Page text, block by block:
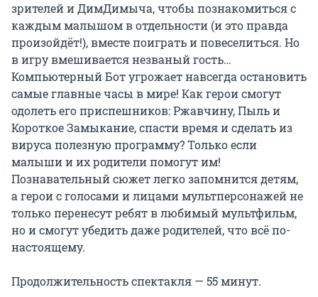
зрителей и ДимДимыча, чтобы познакомиться с
каждым малышом в отдельности (и это правда
произойдёт!), вместе поиграть и повеселиться. Но
в игру вмешивается незваный гость…
Компьютерный Бот угрожает навсегда остановить
самые главные часы в мире! Как герои смогут
одолеть его приспешников: Ржавчину, Пыль и
Короткое Замыкание, спасти время и сделать из
вируса полезную программу? Только если
малыши и их родители помогут им!
Познавательный сюжет легко запомнится детям,
а герои с голосами и лицами мультперсонажей не
только перенесут ребят в любимый мультфильм,
но и смогут убедить даже родителей, что всё по-
настоящему.
Продолжительность спектакля — 55 минут.